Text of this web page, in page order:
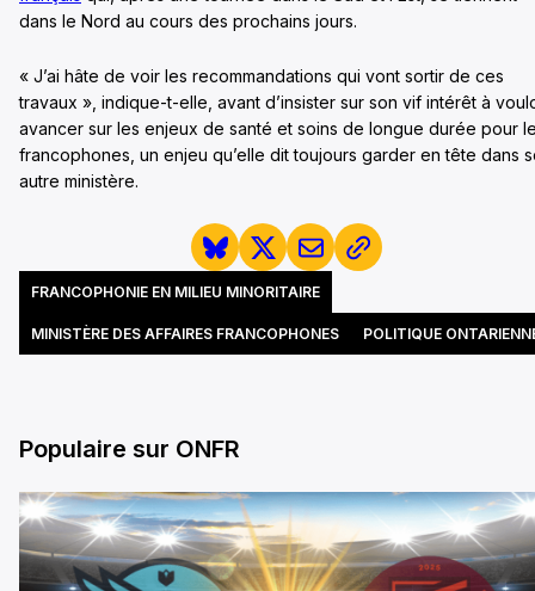
dans le Nord au cours des prochains jours.
« J’ai hâte de voir les recommandations qui vont sortir de ces
travaux », indique-t-elle, avant d’insister sur son vif intérêt à
avancer sur les enjeux de santé et soins de longue durée pour
francophones, un enjeu qu’elle dit toujours garder en tête dans
autre ministère.
FRANCOPHONIE EN MILIEU MINORITAIRE
MINISTÈRE DES AFFAIRES FRANCOPHONES POLITIQUE
Populaire sur ONFR